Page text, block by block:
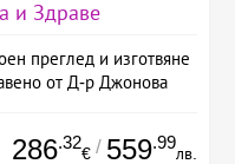
и Здраве
преглед и изготвяне
от Д-р Джонова
286.32
€ / 559.99
лв.